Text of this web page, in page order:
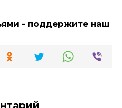
- поддержите наш